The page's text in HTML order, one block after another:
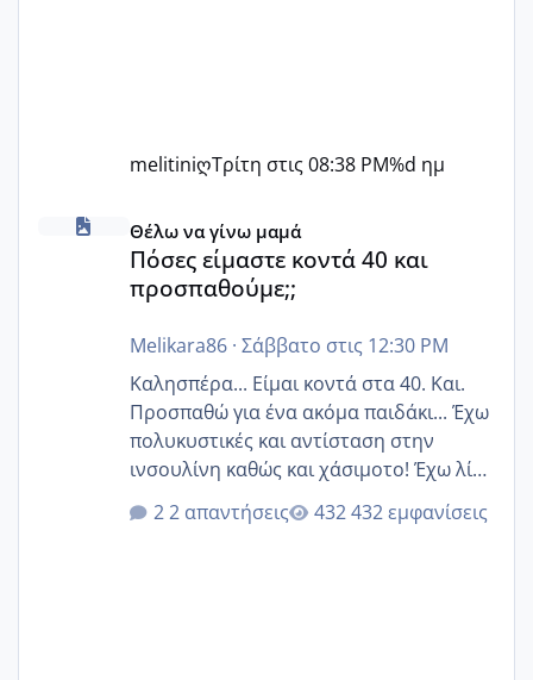
melitiniღΤρίτη στις 08:38 PM%d ημ
Πόσες είμαστε κοντά 40 και προσπαθούμε;;
Θέλω να γίνω μαμά
Πόσες είμαστε κοντά 40 και
προσπαθούμε;;
Melikara86· Σάββατο στις 12:30 PM
Καλησπέρα... Είμαι κοντά στα 40. Και.
Προσπαθώ για ένα ακόμα παιδάκι... Έχω
πολυκυστικές και αντίσταση στην
ινσουλίνη καθώς και χάσιμοτο! Έχω λίγα
κιλά παραπάνω και όσο κ αν προσπαθώ
δεν χάνω εύκολα! Προσπαθώ για ακόμη
2 απαντήσεις 432 εμφανίσεις